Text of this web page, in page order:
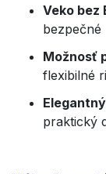
Veko bez
bezpečné
Možnosť
flexibilné
praktický